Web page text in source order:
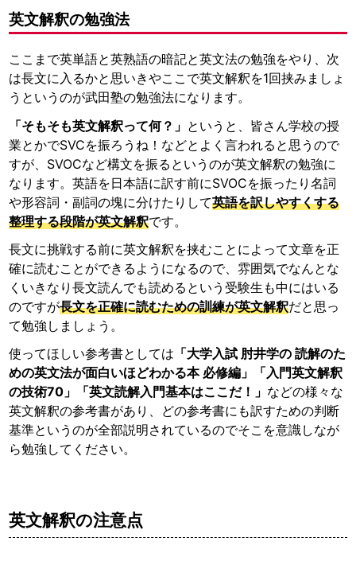
英文解釈の勉強法
ここまで英単語と英熟語の暗記と英文法の勉強をやり、次
は長文に入るかと思いきやここで英文解釈を1回挟みましょ
うというのが武田塾の勉強法になります。
「そもそも英文解釈って何？」 というと、皆さん学校の授
業とかでSVCを振ろうね！などとよく言われると思うので
すが、SVOCなど構文を振るというのが英文解釈の勉強に
なります。英語を日本語に訳す前にSVOCを振ったり名詞
や形容詞・副詞の塊に分けたりして英語を訳しやすくする
整理する段階が英文解釈です。
長文に挑戦する前に英文解釈を挟むことによって文章を正
確に読むことができるようになるので、雰囲気でなんとな
くいきなり長文読んでも読めるという受験生も中にはいる
のですが長文を正確に読むための訓練が英文解釈だと思っ
て勉強しましょう。
使ってほしい参考書としては 「大学入試 肘井学の 読解のた
めの英文法が面白いほどわかる本 必修編」「入門英文解釈
の技術70」「英文読解入門基本はここだ！」 などの様々な
英文解釈の参考書があり、どの参考書にも訳すための判断
基準というのが全部説明されているのでそこを意識しなが
ら勉強してください。
英文解釈の注意点